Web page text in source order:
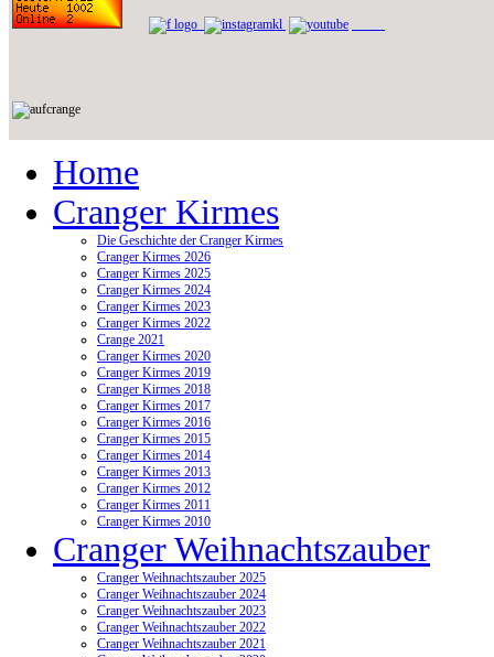
Home
Cranger Kirmes
Die Geschichte der Cranger Kirmes
Cranger Kirmes 2026
Cranger Kirmes 2025
Cranger Kirmes 2024
Cranger Kirmes 2023
Cranger Kirmes 2022
Crange 2021
Cranger Kirmes 2020
Cranger Kirmes 2019
Cranger Kirmes 2018
Cranger Kirmes 2017
Cranger Kirmes 2016
Cranger Kirmes 2015
Cranger Kirmes 2014
Cranger Kirmes 2013
Cranger Kirmes 2012
Cranger Kirmes 2011
Cranger Kirmes 2010
Cranger Weihnachtszauber
Cranger Weihnachtszauber 2025
Cranger Weihnachtszauber 2024
Cranger Weihnachtszauber 2023
Cranger Weihnachtszauber 2022
Cranger Weihnachtszauber 2021